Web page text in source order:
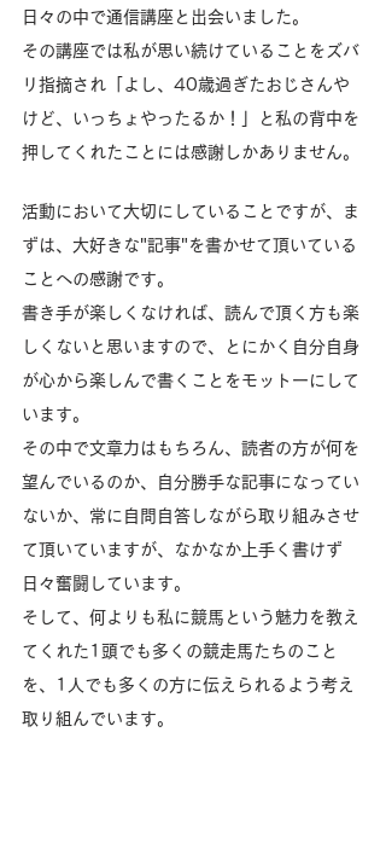
日々の中で通信講座と出会いました。
その講座では私が思い続けていることをズバ
リ指摘され「よし、40歳過ぎたおじさんや
けど、いっちょやったるか！」と私の背中を
押してくれたことには感謝しかありません。
活動において大切にしていることですが、ま
ずは、大好きな"記事"を書かせて頂いている
ことへの感謝です。
書き手が楽しくなければ、読んで頂く方も楽
しくないと思いますので、とにかく自分自身
が心から楽しんで書くことをモットーにして
います。
その中で文章力はもちろん、読者の方が何を
望んでいるのか、自分勝手な記事になってい
ないか、常に自問自答しながら取り組みさせ
て頂いていますが、なかなか上手く書けず
日々奮闘しています。
そして、何よりも私に競馬という魅力を教え
てくれた1頭でも多くの競走馬たちのこと
を、1人でも多くの方に伝えられるよう考え
取り組んでいます。